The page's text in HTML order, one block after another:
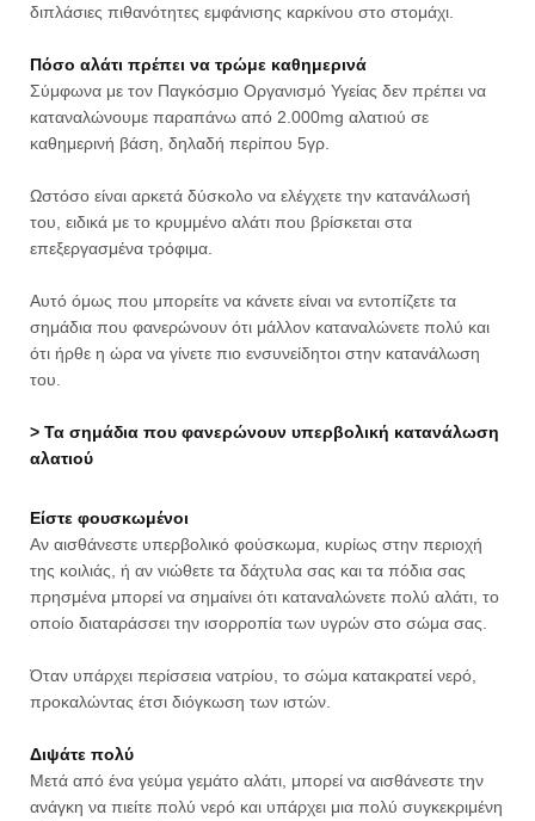
διπλάσιες πιθανότητες εμφάνισης καρκίνου στο στομάχι.
Πόσο αλάτι πρέπει να τρώμε καθημερινά
Σύμφωνα με τον Παγκόσμιο Οργανισμό Υγείας δεν πρέπει να
καταναλώνουμε παραπάνω από 2.000mg αλατιού σε
καθημερινή βάση, δηλαδή περίπου 5γρ.
Ωστόσο είναι αρκετά δύσκολο να ελέγχετε την κατανάλωσή
του, ειδικά με το κρυμμένο αλάτι που βρίσκεται στα
επεξεργασμένα τρόφιμα.
Αυτό όμως που μπορείτε να κάνετε είναι να εντοπίζετε τα
σημάδια που φανερώνουν ότι μάλλον καταναλώνετε πολύ και
ότι ήρθε η ώρα να γίνετε πιο ενσυνείδητοι στην κατανάλωση
του.
> Τα σημάδια που φανερώνουν υπερβολική κατανάλωση
αλατιού
Είστε φουσκωμένοι
Αν αισθάνεστε υπερβολικό φούσκωμα, κυρίως στην περιοχή
της κοιλιάς, ή αν νιώθετε τα δάχτυλα σας και τα πόδια σας
πρησμένα μπορεί να σημαίνει ότι καταναλώνετε πολύ αλάτι, το
οποίο διαταράσσει την ισορροπία των υγρών στο σώμα σας.
Όταν υπάρχει περίσσεια νατρίου, το σώμα κατακρατεί νερό,
προκαλώντας έτσι διόγκωση των ιστών.
Διψάτε πολύ
Μετά από ένα γεύμα γεμάτο αλάτι, μπορεί να αισθάνεστε την
ανάγκη να πιείτε πολύ νερό και υπάρχει μια πολύ συγκεκριμένη